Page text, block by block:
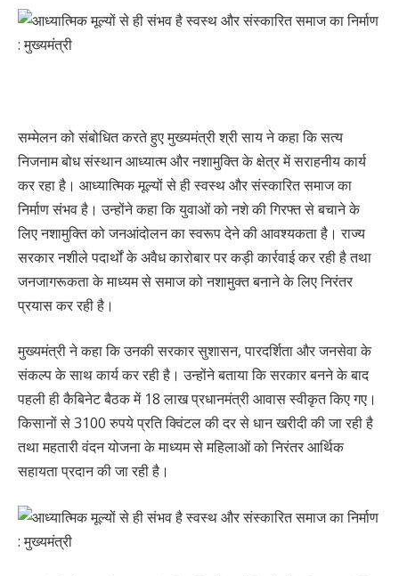
सम्मेलन को संबोधित करते हुए मुख्यमंत्री श्री साय ने कहा कि सत्य
निजनाम बोध संस्थान आध्यात्म और नशामुक्ति के क्षेत्र में सराहनीय कार्य
कर रहा है। आध्यात्मिक मूल्यों से ही स्वस्थ और संस्कारित समाज का
निर्माण संभव है। उन्होंने कहा कि युवाओं को नशे की गिरफ्त से बचाने के
लिए नशामुक्ति को जनआंदोलन का स्वरूप देने की आवश्यकता है। राज्य
सरकार नशीले पदार्थों के अवैध कारोबार पर कड़ी कार्रवाई कर रही है तथा
जनजागरूकता के माध्यम से समाज को नशामुक्त बनाने के लिए निरंतर
प्रयास कर रही है।
मुख्यमंत्री ने कहा कि उनकी सरकार सुशासन, पारदर्शिता और जनसेवा के
संकल्प के साथ कार्य कर रही है। उन्होंने बताया कि सरकार बनने के बाद
पहली ही कैबिनेट बैठक में 18 लाख प्रधानमंत्री आवास स्वीकृत किए गए।
किसानों से 3100 रुपये प्रति क्विंटल की दर से धान खरीदी की जा रही है
तथा महतारी वंदन योजना के माध्यम से महिलाओं को निरंतर आर्थिक
सहायता प्रदान की जा रही है।